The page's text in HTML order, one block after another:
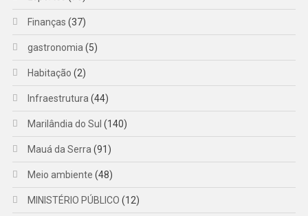
Finanças (37)
gastronomia (5)
Habitação (2)
Infraestrutura (44)
Marilândia do Sul (140)
Mauá da Serra (91)
Meio ambiente (48)
MINISTÉRIO PÚBLICO (12)